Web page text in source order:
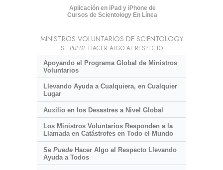
Aplicación en iPad y iPhone de
Cursos de Scientology En Línea
MINISTROS VOLUNTARIOS DE SCIENTOLOGY
SE PUEDEHACER ALGO AL RESPECTO
Apoyando el Programa Global de Ministros
Voluntarios
Llevando Ayuda a Cualquiera, en Cualquier
Lugar
Auxilio en los Desastres a Nivel Global
Los Ministros Voluntarios Responden a la
Llamada en Catástrofes en Todo el Mundo
Se PuedeHacer Algo al Respecto Llevando
Ayuda a Todos